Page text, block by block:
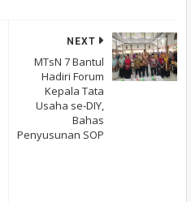
NEXT
MTsN 7 Bantul
Hadiri Forum
Kepala Tata
Usaha se-DIY,
Bahas
Penyusunan SOP